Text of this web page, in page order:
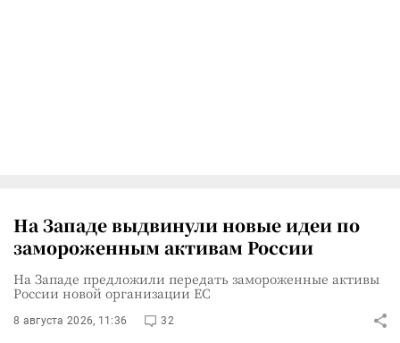
На Западе выдвинули новые идеи по
замороженным активам России
На Западе предложили передать замороженные активы
России новой организации ЕС
8 августа 2026, 11:36 32